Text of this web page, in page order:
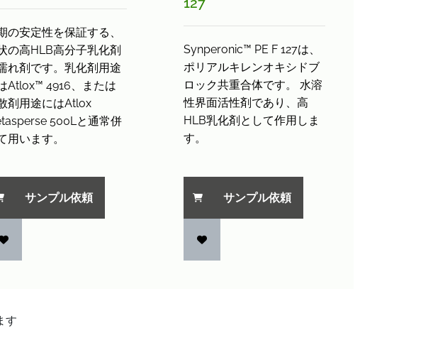
の安定性を保証する、
の高HLB高分子乳化剤
れ剤です。乳化剤用途
Atlox™ 4916、または
剤用途にはAtlox
500Lと通常併
用います。
サンプル依頼
Synperonic™ PE F 127は、
ポリアルキレンオキシドブ
ロック共重合体です。 水溶
性界面活性剤であり、高
HLB乳化剤として作用しま
す。
サンプル依頼
す